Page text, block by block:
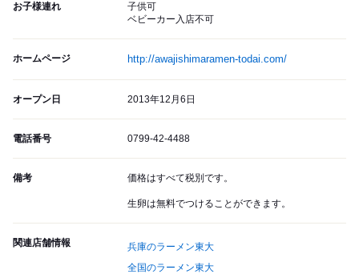
お子様連れ
子供可
ベビーカー入店不可
ホームページ http://awajishimaramen-todai.com/
オープン日 2013年12月6日
電話番号 0799-42-4488
備考 価格はすべて税別です。
生卵は無料でつけることができます。
関連店舗情報
兵庫のラーメン東大
全国のラーメン東大